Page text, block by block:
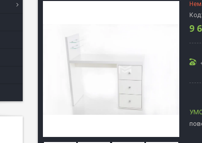
Код:
9